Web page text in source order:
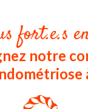
fort.e.s
notre